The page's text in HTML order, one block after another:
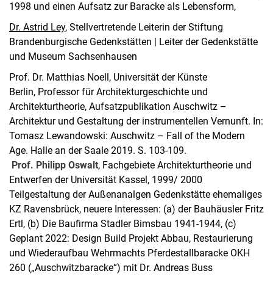
1998 und einen Aufsatz zur Baracke als Lebensform,
Dr. Astrid Ley, Stellvertretende Leiterin der Stiftung
Brandenburgische Gedenkstätten | Leiter der Gedenkstätte
und Museum Sachsenhausen
Prof. Dr. Matthias Noell, Universität der Künste
Berlin, Professor für Architekturgeschichte und
Architekturtheorie, Aufsatzpublikation Auschwitz –
Architektur und Gestaltung der instrumentellen Vernunft. In:
Tomasz Lewandowski: Auschwitz – Fall of the Modern
Age. Halle an der Saale 2019. S. 103-109.
Prof. Philipp Oswalt, Fachgebiete Architekturtheorie und
Entwerfen der Universität Kassel, 1999/ 2000
Teilgestaltung der Außenanalgen Gedenkstätte ehemaliges
KZ Ravensbrück, neuere Interessen: (a) der Bauhäusler Fritz
Ertl, (b) Die Baufirma Stadler Bimsbau 1941-1944, (c)
Geplant 2022: Design Build Projekt Abbau, Restaurierung
und Wiederaufbau Wehrmachts Pferdestallbaracke OKH
260 („Auschwitzbaracke“) mit Dr. Andreas Buss